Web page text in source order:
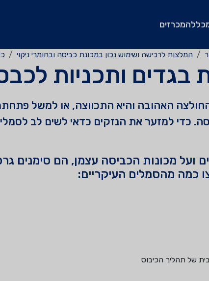
מכרזים
המלצות לרכישה ושימוש נכון במכונת כביסה ובחומרי ניקוי
בגדים ותכניות
האהובה והיא התכווצה, או למשל
כדי למזער את הנזקים כדאי לשים לב
ועל מכונות הכביסה עצמן, הם סימנים
כמה מהסמלים העיקריים:
של תהליך הכיבוס